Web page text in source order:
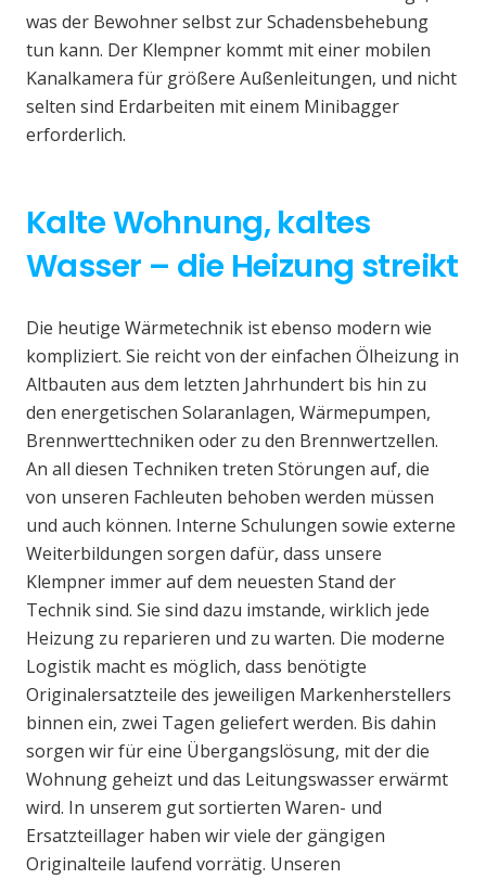
was der Bewohner selbst zur Schadensbehebung
tun kann. Der Klempner kommt mit einer mobilen
Kanalkamera für größere Außenleitungen, und nicht
selten sind Erdarbeiten mit einem Minibagger
erforderlich.
Kalte Wohnung, kaltes
Wasser – die Heizung streikt
Die heutige Wärmetechnik ist ebenso modern wie
kompliziert. Sie reicht von der einfachen Ölheizung in
Altbauten aus dem letzten Jahrhundert bis hin zu
den energetischen Solaranlagen, Wärmepumpen,
Brennwerttechniken oder zu den Brennwertzellen.
An all diesen Techniken treten Störungen auf, die
von unseren Fachleuten behoben werden müssen
und auch können. Interne Schulungen sowie externe
Weiterbildungen sorgen dafür, dass unsere
Klempner immer auf dem neuesten Stand der
Technik sind. Sie sind dazu imstande, wirklich jede
Heizung zu reparieren und zu warten. Die moderne
Logistik macht es möglich, dass benötigte
Originalersatzteile des jeweiligen Markenherstellers
binnen ein, zwei Tagen geliefert werden. Bis dahin
sorgen wir für eine Übergangslösung, mit der die
Wohnung geheizt und das Leitungswasser erwärmt
wird. In unserem gut sortierten Waren- und
Ersatzteillager haben wir viele der gängigen
Originalteile laufend vorrätig. Unseren